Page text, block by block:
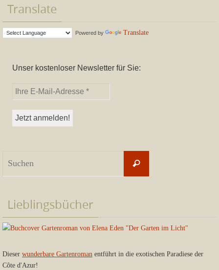
Translate
Powered by Translate
Unser kostenloser Newsletter für Sie:
Suchen
Lieblingsbücher
Dieser wunderbare Gartenroman entführt in die exotischen Paradiese der
Côte d'Azur!